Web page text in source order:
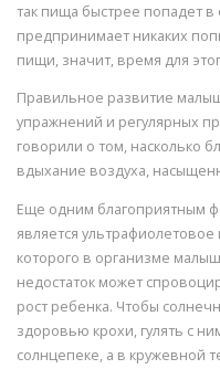
так пища быстрее попадет
предпринимает никаких
пищи, значит, время для
Правильное развитие
упражнений и регулярных
говорили о том, насколько
вдыхание воздуха,
Еще одним благоприятным
является
которого в организме
недостаток может
рост ребенка. Чтобы
здоровью крохи, гулять с
солнцепеке, а в кружевной